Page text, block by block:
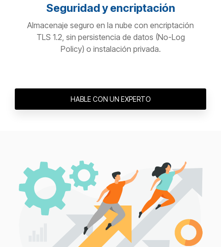
Seguridad y encriptación
Almacenaje seguro en la nube con encriptación
TLS 1.2, sin persistencia de datos (No-Log
Policy) o instalación privada.
HABLE CON UN EXPERTO